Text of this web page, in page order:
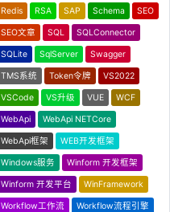
Redis RSA SAP Schema SEO
SEO文章 SQL SQLConnector
SQLite SqlServer Swagger
TMS系统 Token令牌 VS2022
VSCode VS升级 VUE WCF
WebApi WebApi NETCore
WebApi框架 WEB开发框架
Windows服务 Winform 开发框架
Winform 开发平台 WinFramework
Workflow工作流 Workflow流程引擎